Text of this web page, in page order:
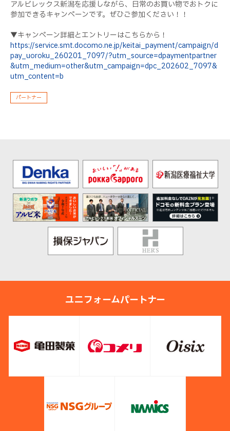
アルビレックス新潟を応援しながら、日常のお買い物でおトクに
参加できるキャンペーンです。ぜひご参加ください！！
▼キャンペーン詳細とエントリーはこちらから！
https://service.smt.docomo.ne.jp/keitai_payment/campaign/d
pay_uoroku_260201_7097/?utm_source=dpaymentpartner
&utm_medium=other&utm_campaign=dpc_202602_7097&
utm_content=b
パートナー
ユニフォームパートナー